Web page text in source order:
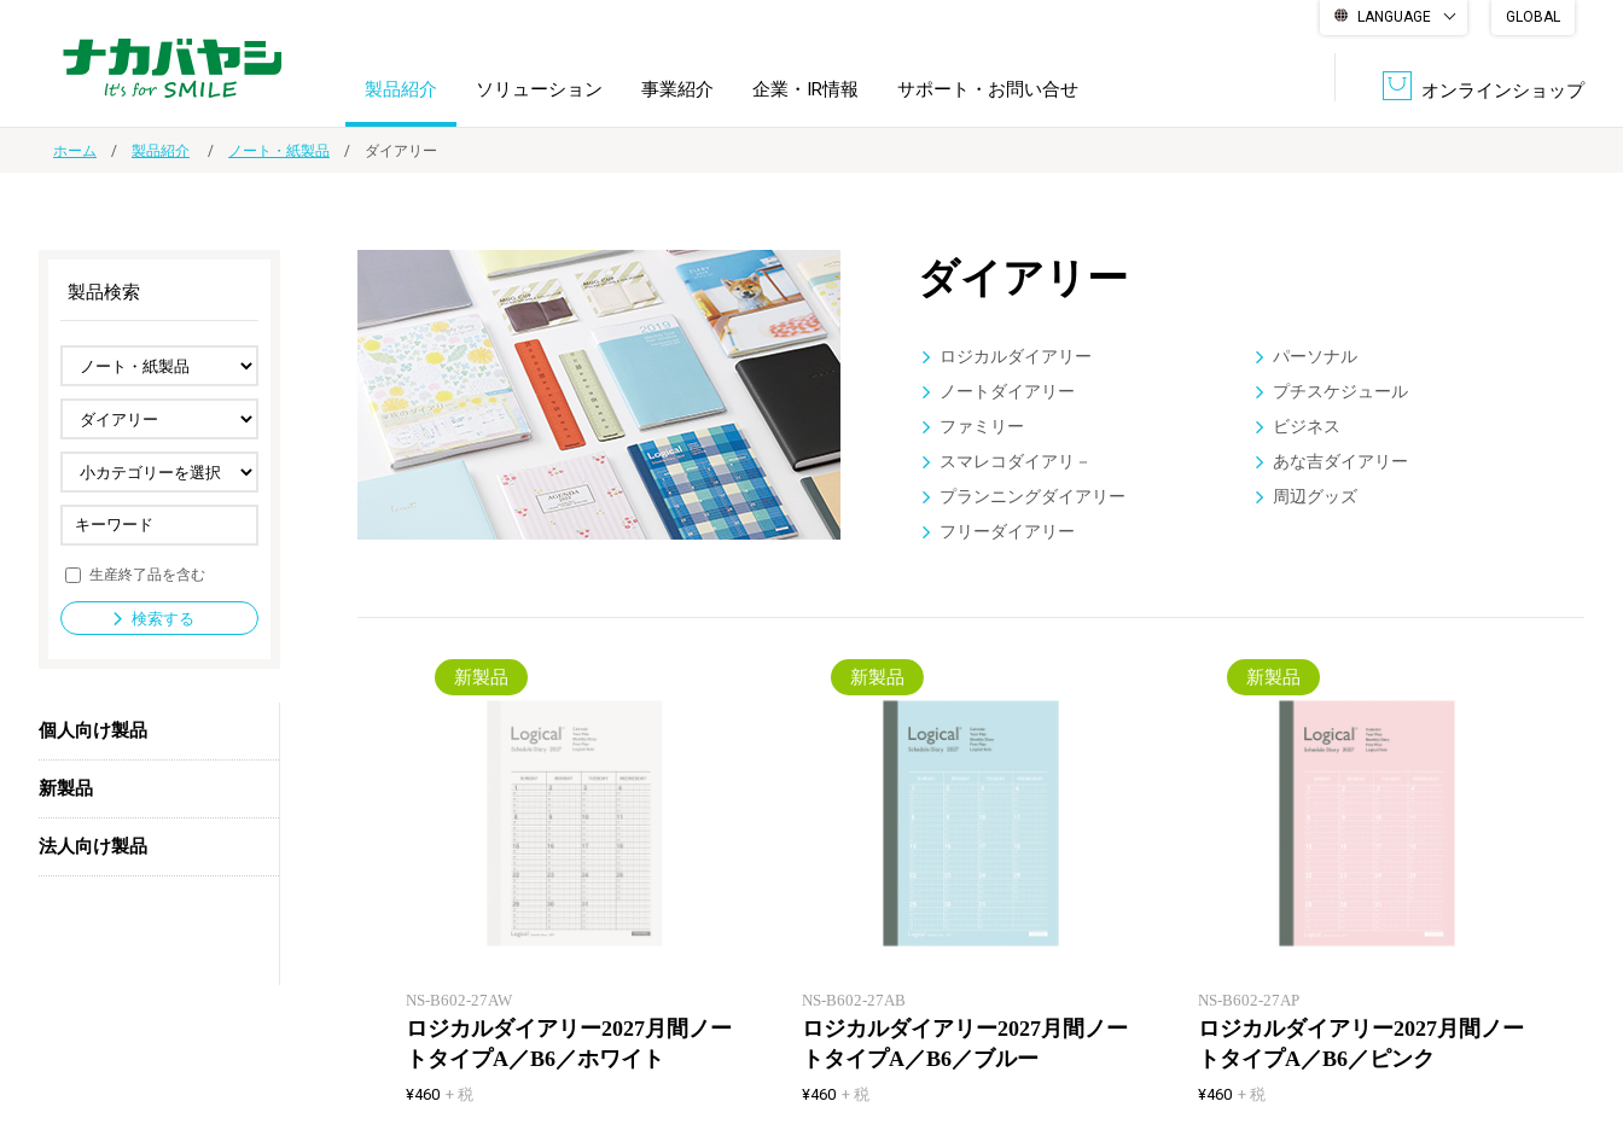
LANGUAGE
GLOBAL
オンラインショップ
製品紹介
ノート・紙製品
ファイル・
ホルダー用品
スマートフォン・
タブレット関連
ゲーム関連 デジタルカメラ関連 事務用品
防災・
セキュリティ用品
シルバー デジタル文具
シリーズ商品
法人向け製品
ソリューション
オーダー手帳・ノベルティ制作 学校ソリューション
ドキュメントスキャニングサービス 総務＋クリエイティブ サステナブルな紙器製品「asue（あすえ）」
導入事例
事業紹介 企業・IR情報
IR情報 沿革
サステナビリティ
サポート・お問い合せ
ホーム 製品紹介 ノート・紙製品 ダイアリー
ダイアリー
ロジカルダイアリー
パーソナル
ノートダイアリー
プチスケジュール
ファミリー
ビジネス
スマレコダイアリ－
あな吉ダイアリー
プランニングダイアリー
周辺グッズ
フリーダイアリー
新製品
NS-B602-27AW
ロジカルダイアリー2027月間ノー
トタイプA／B6／ホワイト
¥460 + 税
新製品
NS-B602-27AB
ロジカルダイアリー2027月間ノー
トタイプA／B6／ブルー
¥460 + 税
新製品
NS-B602-27AP
ロジカルダイアリー2027月間ノー
トタイプA／B6／ピンク
¥460 + 税
製品検索
生産終了品を含む
検索する
個人向け製品
新製品
法人向け製品